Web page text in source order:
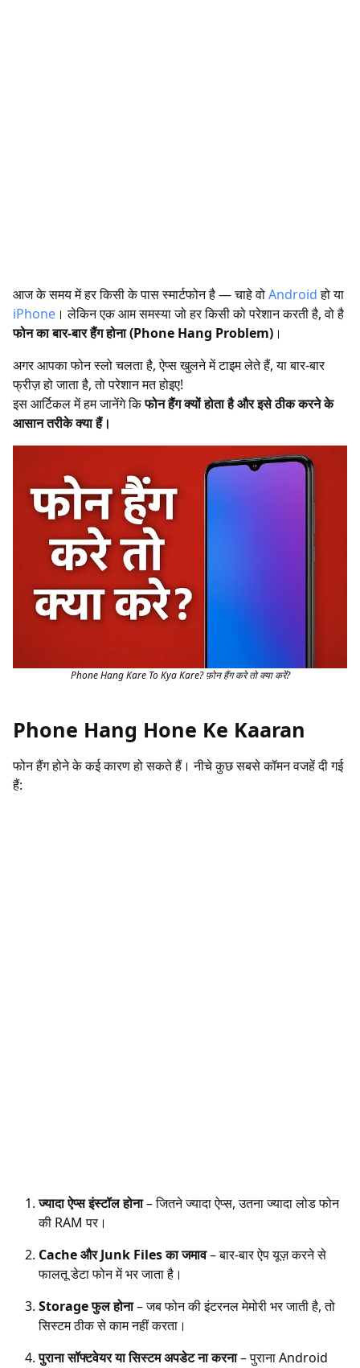
आज के समय में हर किसी के पास स्मार्टफोन है — चाहे वोAndroidहो या
iPhone । लेकिन एक आम समस्या जो हर किसी को परेशान करती है, वो है
फोन का बार-बार हैंग होना (Phone Hang Problem) ।
अगर आपका फोन स्लो चलता है, ऐप्स खुलने में टाइम लेते हैं, या बार-बार
फ्रीज़ हो जाता है, तो परेशान मत होइए!
इस आर्टिकल में हम जानेंगे किफोन हैंग क्यों होता है और इसे ठीक करने के
आसान तरीके क्या हैं।
Phone Hang Kare To Kya Kare? फ़ोन हैंग करे तो क्या करें?
Phone Hang Hone Ke Kaaran
फोन हैंग होने के कई कारण हो सकते हैं। नीचे कुछ सबसे कॉमन वजहें दी गई
हैं:
ज्यादा ऐप्स इंस्टॉल होना– जितने ज्यादा ऐप्स, उतना ज्यादा लोड फोन
की RAM पर।
Cache और Junk Files का जमाव– बार-बार ऐप यूज़ करने से
फालतू डेटा फोन में भर जाता है।
Storage फुल होना– जब फोन की इंटरनल मेमोरी भर जाती है, तो
सिस्टम ठीक से काम नहीं करता।
पुराना सॉफ्टवेयर या सिस्टम अपडेट ना करना– पुराना Android